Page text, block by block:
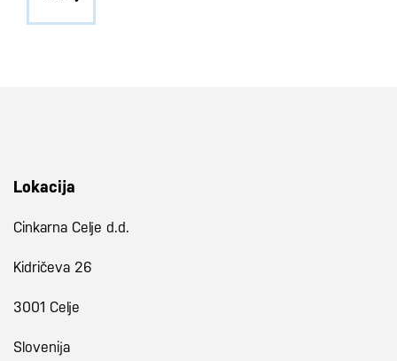
Lokacija
Cinkarna Celje d.d.
Kidričeva 26
3001 Celje
Slovenija